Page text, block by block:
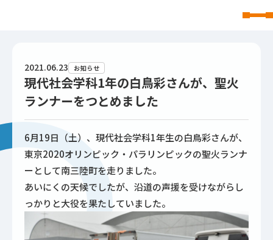
2021.06.23 お知らせ
現代社会学科1年の白鳥彩さんが、聖火
ランナーをつとめました
6月19日（土）、現代社会学科1年生の白鳥彩さんが、
東京2020オリンピック・パラリンピックの聖火ランナ
ーとして南三陸町を走りました。
あいにくの天候でしたが、沿道の声援を受けながらし
っかりと大役を果たしていました。